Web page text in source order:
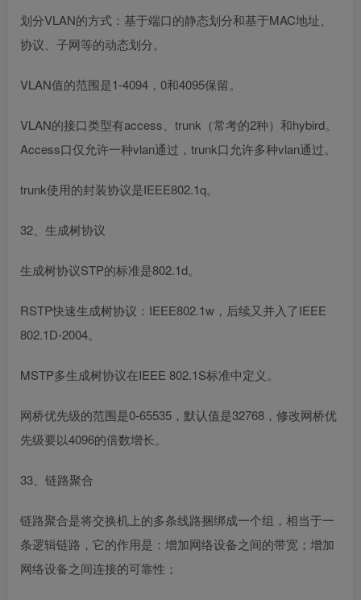
划分VLAN的方式：基于端口的静态划分和基于MAC地址、
协议、子网等的动态划分。
VLAN值的范围是1-4094，0和4095保留。
VLAN的接口类型有access、trunk（常考的2种）和hybird。
Access口仅允许一种vlan通过，trunk口允许多种vlan通过。
trunk使用的封装协议是IEEE802.1q。
32、生成树协议
生成树协议STP的标准是802.1d。
RSTP快速生成树协议：IEEE802.1w，后续又并入了IEEE
802.1D-2004。
MSTP多生成树协议在IEEE 802.1S标准中定义。
网桥优先级的范围是0-65535，默认值是32768，修改网桥优
先级要以4096的倍数增长。
33、链路聚合
链路聚合是将交换机上的多条线路捆绑成一个组，相当于一
条逻辑链路，它的作用是：增加网络设备之间的带宽；增加
网络设备之间连接的可靠性；